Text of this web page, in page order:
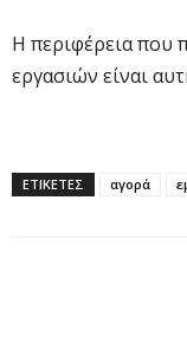
Η περιφέρεια που
εργασιών είναι
ΕΤΙΚΕΤΕΣ αγορά